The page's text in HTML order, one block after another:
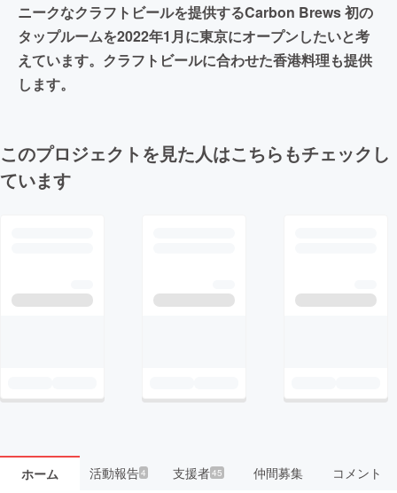
ニークなクラフトビールを提供するCarbon Brews 初の
タップルームを2022年1月に東京にオープンしたいと考
えています。クラフトビールに合わせた香港料理も提供
します。
このプロジェクトを見た人はこちらもチェックし
ています
ホーム 活動報告4 支援者45 仲間募集 コメント